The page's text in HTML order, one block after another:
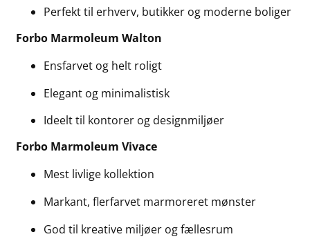
Perfekt til erhverv, butikker og moderne boliger
Forbo Marmoleum Walton
Ensfarvet og helt roligt
Elegant og minimalistisk
Ideelt til kontorer og designmiljøer
Forbo Marmoleum Vivace
Mest livlige kollektion
Markant, flerfarvet marmoreret mønster
God til kreative miljøer og fællesrum